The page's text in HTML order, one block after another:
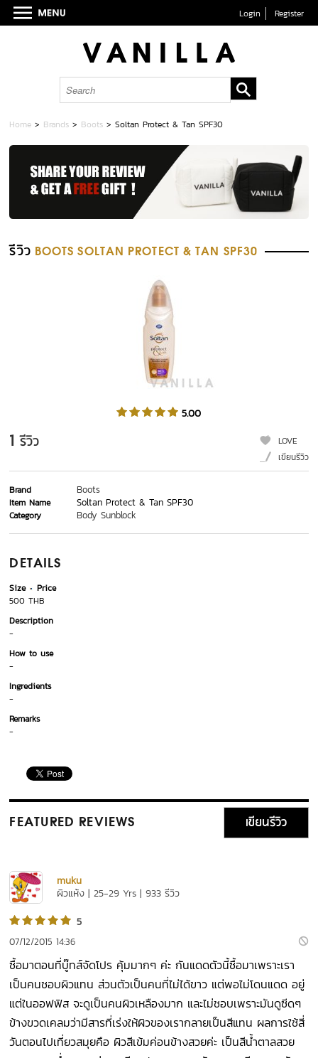
Login Register
Home > Brands > Boots >Soltan Protect & Tan SPF30
รีวิว BOOTS SOLTAN PROTECT & TAN SPF30
5.00
1 รีวิว
LOVE
เขียนรีวิว
Brand Boots
Item Name Soltan Protect & Tan SPF30
Category Body Sunblock
DETAILS
Size
Price
500 THB
Description
-
How to use
-
Ingredients
-
Remarks
-
FEATURED REVIEWS เขียนรีวิว
muku
ผิวแห้ง | 25-29 Yrs | 933 รีวิว
5
07/12/2015 14:36
ซื้อมาตอนที่บู๊ทส์จัดโปร คุ้มมากๆ ค่ะ กันแดดตัวนี้ซื้อมาเพราะเรา
เป็นคนชอบผิวแทน ส่วนตัวเป็นคนที่ไม่ได้ขาว แต่พอไม่โดนแดด อยู่
แต่ในออฟฟิส จะดูเป็นคนผิวเหลืองมาก และไม่ชอบเพราะมันดูซีดๆ
ข้างขวดเคลมว่ามีสารที่เร่งให้ผิวของเรากลายเป็นสีแทน ผลการใช้สี่
วันตอนไปเที่ยวสมุยคือ ผิวสีเข้มค่อนข้างสวยค่ะ เป็นสีน้ำตาลสวย